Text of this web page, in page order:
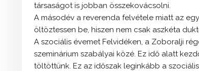
társaságot is jobban összekovácsolni.
A másodév a reverenda felvétele miatt az
öltöztessen be, hiszen nem csak aszkéta
A szociális évemet Felvidéken, a Zoboralji
szeminárium szabályai közé. Ez idő alatt
töltöttünk. Ez az időszak leginkább a